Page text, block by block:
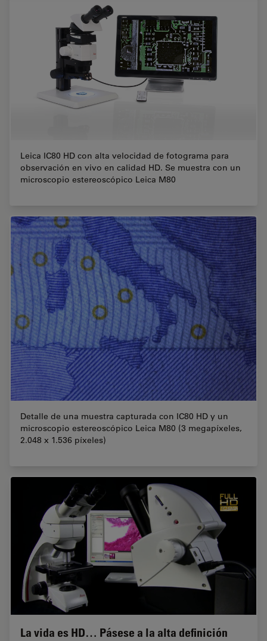
Leica IC80 HD con alta velocidad de fotograma para
observación en vivo en calidad HD. Se muestra con un
microscopio estereoscópico Leica M80
Detalle de una muestra capturada con IC80 HD y un
microscopio estereoscópico Leica M80 (3 megapíxeles,
2.048 x 1.536 píxeles)
La vida es HD… Pásese a la alta definición